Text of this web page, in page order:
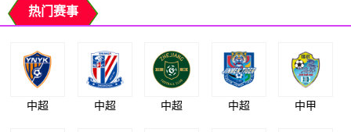
热门赛事
中超 中超 中超 中超 中甲